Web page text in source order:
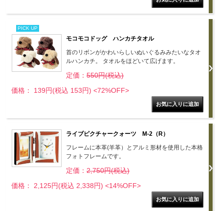
PICK UP
モコモコドッグ ハンカチタオル
首のリボンがかわいらしいぬいぐるみみたいなタオ
ルハンカチ。 タオルをほどいて広げます。
定価： 550円(税込)
価格： 139円(税込 153円) <72%OFF>
ライブピクチャークォーツ M-2（R）
フレームに本革(羊革）とアルミ形材を使用した本格
フォトフレームです。
定価： 2,750円(税込)
価格： 2,125円(税込 2,338円) <14%OFF>